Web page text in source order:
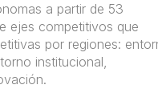
a partir de 53
ejes competitivos que
por regiones:
institucional,